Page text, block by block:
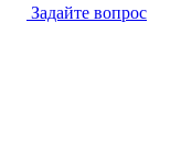
Задайте вопрос